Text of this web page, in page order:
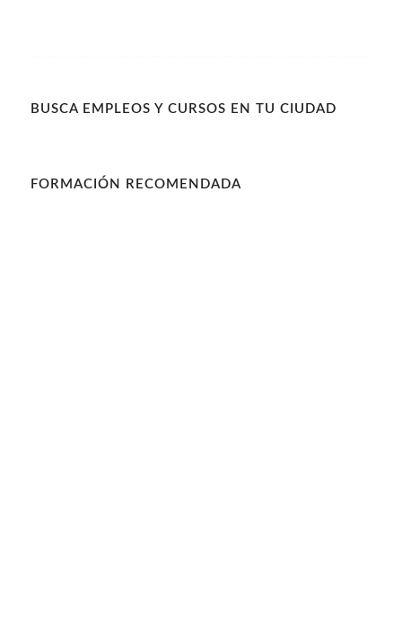
BUSCA EMPLEOS Y CURSOS EN TU CIUDAD
FORMACIÓN RECOMENDADA